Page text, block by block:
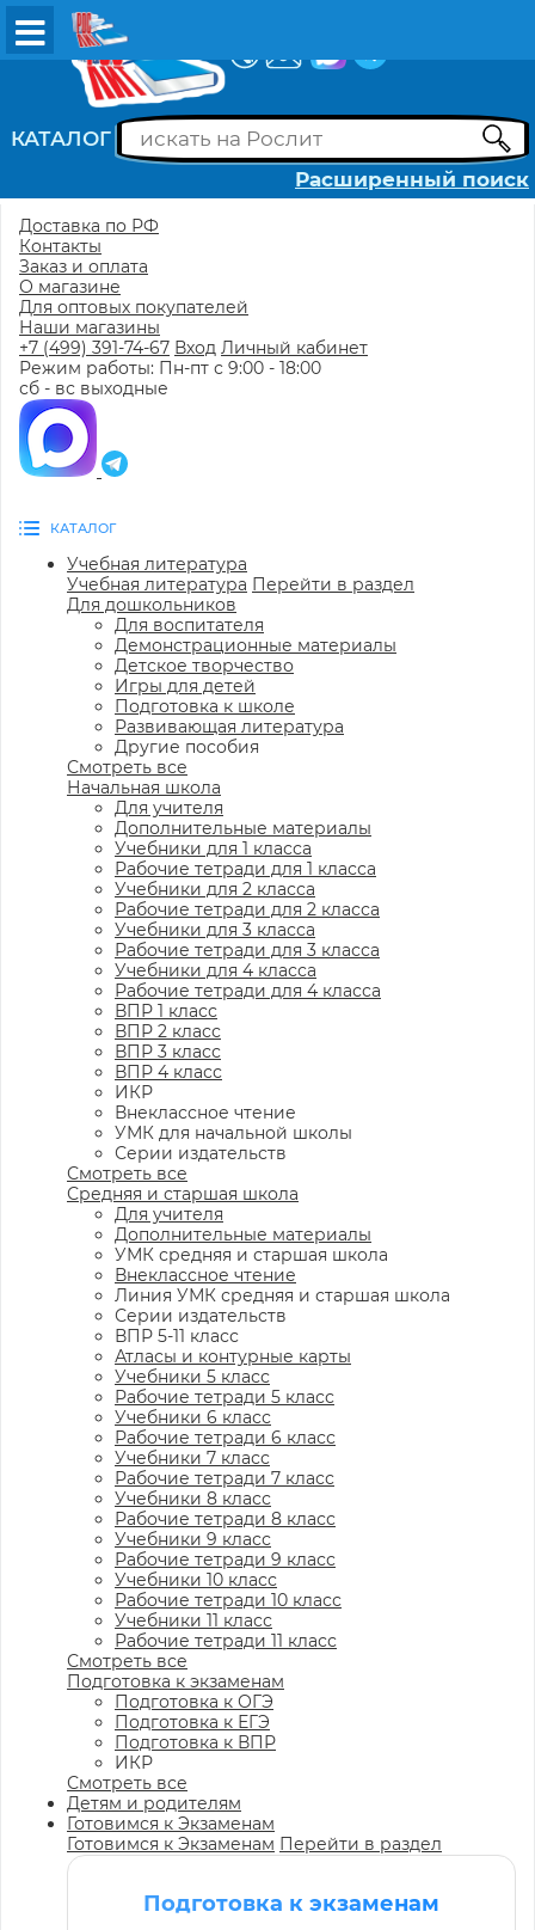
КАТАЛОГ
Расширенный поиск
Доставка по РФ
Контакты
Заказ и оплата
О магазине
Для оптовых покупателей
Наши магазины
+7 (499) 391-74-67 Вход Личный кабинет
Режим работы: Пн-пт с 9:00 - 18:00
сб - вс выходные
КАТАЛОГ
Учебная литература
Учебная литература Перейти в раздел
Для дошкольников
Для воспитателя
Демонстрационные материалы
Детское творчество
Игры для детей
Подготовка к школе
Развивающая литература
Другие пособия
Смотреть все
Начальная школа
Для учителя
Дополнительные материалы
Учебники для 1 класса
Рабочие тетради для 1 класса
Учебники для 2 класса
Рабочие тетради для 2 класса
Учебники для 3 класса
Рабочие тетради для 3 класса
Учебники для 4 класса
Рабочие тетради для 4 класса
ВПР 1 класс
ВПР 2 класс
ВПР 3 класс
ВПР 4 класс
ИКР
Внеклассное чтение
УМК для начальной школы
Серии издательств
Смотреть все
Средняя и старшая школа
Для учителя
Дополнительные материалы
УМК средняя и старшая школа
Внеклассное чтение
Линия УМК средняя и старшая школа
Серии издательств
ВПР 5-11 класс
Атласы и контурные карты
Учебники 5 класс
Рабочие тетради 5 класс
Учебники 6 класс
Рабочие тетради 6 класс
Учебники 7 класс
Рабочие тетради 7 класс
Учебники 8 класс
Рабочие тетради 8 класс
Учебники 9 класс
Рабочие тетради 9 класс
Учебники 10 класс
Рабочие тетради 10 класс
Учебники 11 класс
Рабочие тетради 11 класс
Смотреть все
Подготовка к экзаменам
Подготовка к ОГЭ
Подготовка к ЕГЭ
Подготовка к ВПР
ИКР
Смотреть все
Детям и родителям
Готовимся к Экзаменам
Готовимся к Экзаменам Перейти в раздел
Подготовка к экзаменам